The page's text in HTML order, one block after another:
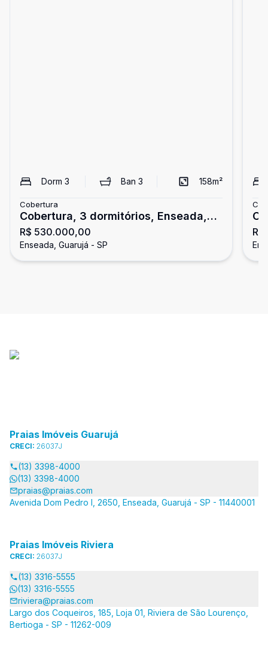
Dorm 3 Ban3 158m²
Cobertura
Cobertura, 3 dormitórios, Enseada,
Guarujá
R$ 530.000,00
Enseada, Guarujá - SP
Praias Imóveis Guarujá
CRECI: 26037J
(13) 3398-4000
(13) 3398-4000
praias@praias.com
Avenida Dom Pedro I, 2650, Enseada, Guarujá - SP - 11440001
Praias Imóveis Riviera
CRECI: 26037J
(13) 3316-5555
(13) 3316-5555
riviera@praias.com
Largo dos Coqueiros, 185, Loja 01, Riviera de São Lourenço,
Bertioga - SP - 11262-009